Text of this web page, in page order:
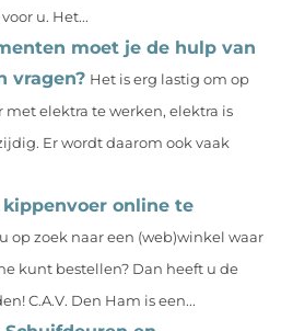
u. Het...
moet je de hulp van
vragen? Het is erg lastig om op
met elektra te werken, elektra is
Er wordt daarom ook vaak
online te
op zoek naar een (web)winkel waar
kunt bestellen? Dan heeft u de
C.A.V. Den Ham is een...